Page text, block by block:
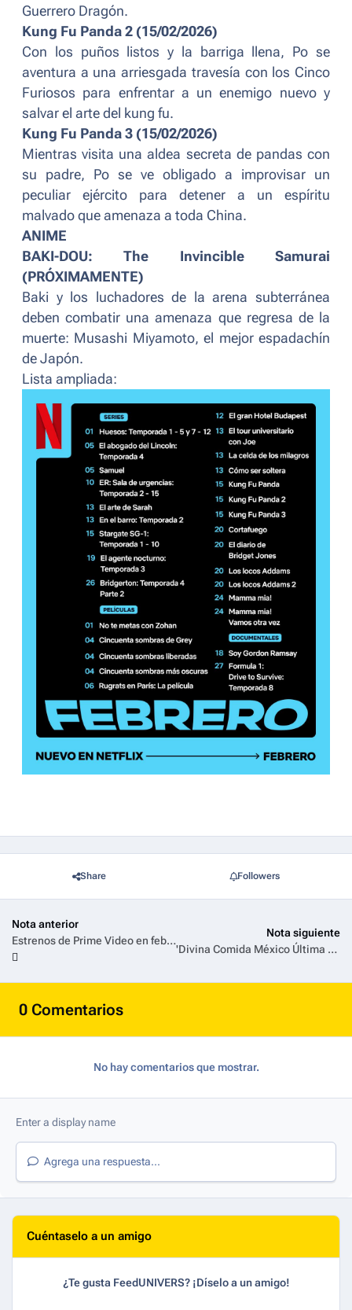
Guerrero Dragón.
Kung Fu Panda 2 (15/02/2026)
Con los puños listos y la barriga llena, Po se
aventura a una arriesgada travesía con los Cinco
Furiosos para enfrentar a un enemigo nuevo y
salvar el arte del kung fu.
Kung Fu Panda 3 (15/02/2026)
Mientras visita una aldea secreta de pandas con
su padre, Po se ve obligado a improvisar un
peculiar ejército para detener a un espíritu
malvado que amenaza a toda China.
ANIME
BAKI-DOU: The Invincible Samurai
(PRÓXIMAMENTE)
Baki y los luchadores de la arena subterránea
deben combatir una amenaza que regresa de la
muerte: Musashi Miyamoto, el mejor espadachín
de Japón.
Lista ampliada:
Share Followers
Nota anterior
Estrenos de Prime Video en febrero 2026
Nota siguiente
'Divina Comida México Última Mesa': Cuatro personalidades, una sola mesa y todo por ganar
0 Comentarios
No hay comentarios que mostrar.
Agrega una respuesta...
Cuéntaselo a un amigo
¿Te gusta FeedUNIVERS? ¡Díselo a un amigo!